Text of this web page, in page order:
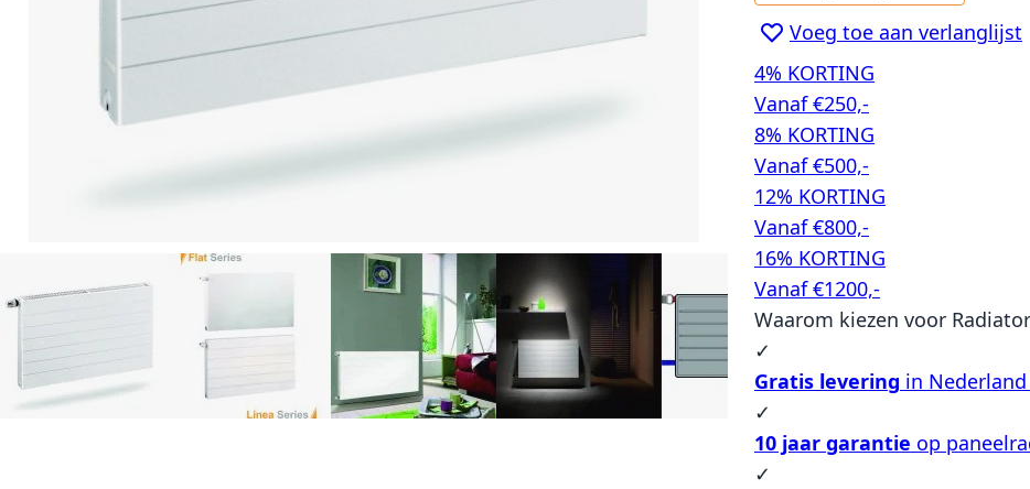
Voeg toe aan verlanglijst
4% KORTING
Vanaf €250,-
8% KORTING
Vanaf €500,-
12% KORTING
Vanaf €800,-
16% KORTING
Vanaf €1200,-
Waarom kiezen voor
✓
Gratis levering in
✓
10 jaar garantie op
✓